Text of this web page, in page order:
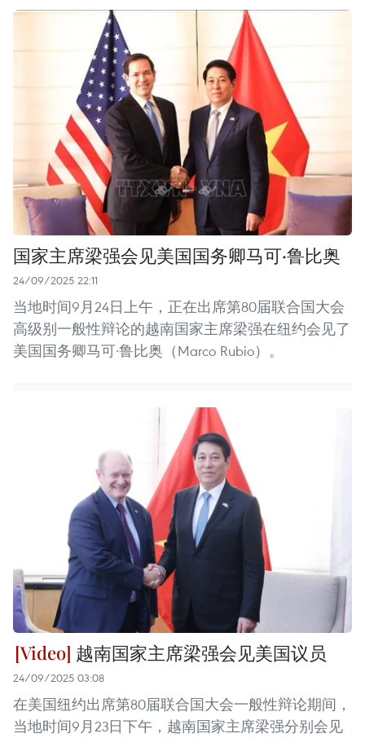
国家主席梁强会见美国国务卿马可·鲁比奥
24/09/2025 22:11
当地时间9月24日上午，正在出席第80届联合国大会
高级别一般性辩论的越南国家主席梁强在纽约会见了
美国国务卿马可·鲁比奥（Marco Rubio）。
越南国家主席梁强会见美国议员
24/09/2025 03:08
在美国纽约出席第80届联合国大会一般性辩论期间，
当地时间9月23日下午，越南国家主席梁强分别会见